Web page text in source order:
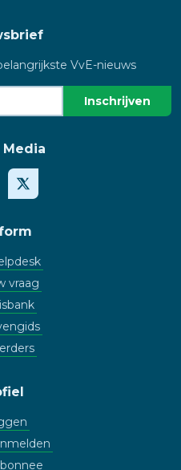
VvE-nieuws
Media
vraag